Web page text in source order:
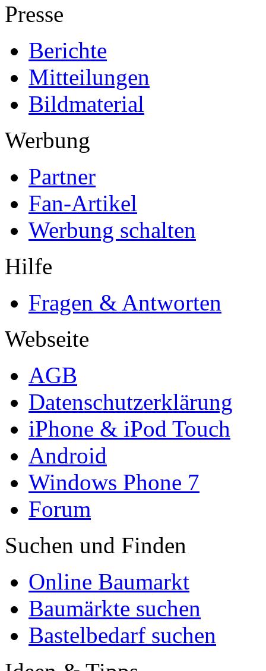
Presse
Berichte
Mitteilungen
Bildmaterial
Werbung
Partner
Fan-Artikel
Werbung schalten
Hilfe
Fragen & Antworten
Webseite
AGB
Datenschutzerklärung
iPhone & iPod Touch
Android
Windows Phone 7
Forum
Suchen und Finden
Online Baumarkt
Baumärkte suchen
Bastelbedarf suchen